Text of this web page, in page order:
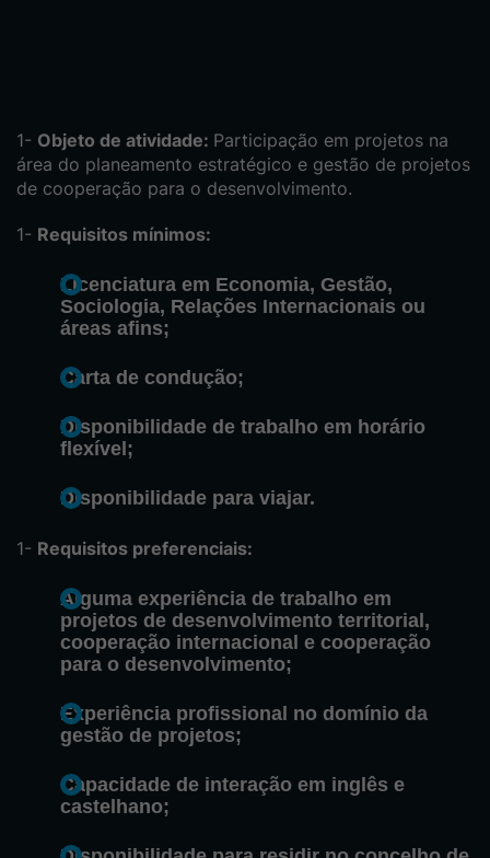
Objeto de atividade: Participação em projetos na
área do planeamento estratégico e gestão de projetos
de cooperação para o desenvolvimento.
Requisitos mínimos:
Licenciatura em Economia, Gestão,
Sociologia, Relações Internacionais ou
áreas afins;
Carta de condução;
Disponibilidade de trabalho em horário
flexível;
Disponibilidade para viajar.
Requisitos preferenciais:
Alguma experiência de trabalho em
projetos de desenvolvimento territorial,
cooperação internacional e cooperação
para o desenvolvimento;
Experiência profissional no domínio da
gestão de projetos;
Capacidade de interação em inglês e
castelhano;